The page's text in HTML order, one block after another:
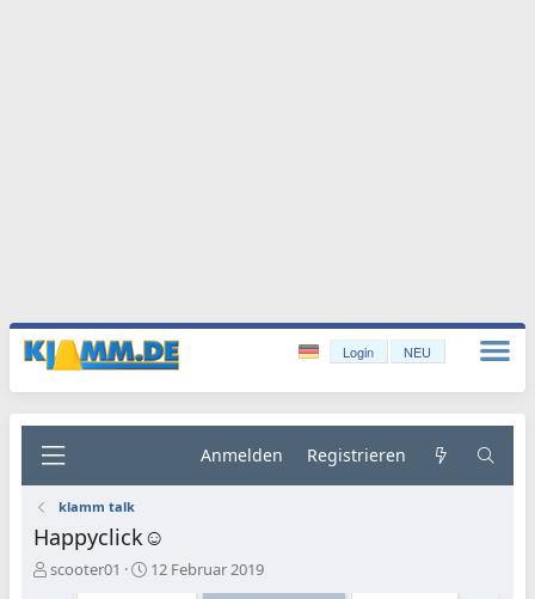
Login NEU
Anmelden Registrieren
klamm talk
Happyclick☺️
E
scooter01
E12 Februar 2019